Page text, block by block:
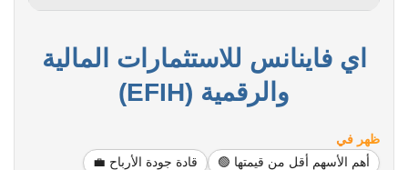
اي فاينانس للاستثمارات المالية
والرقمية (EFIH)
ظهر في
أهم الأسهم أقل من قيمتها 🟢
قادة جودة الأرباح 💼